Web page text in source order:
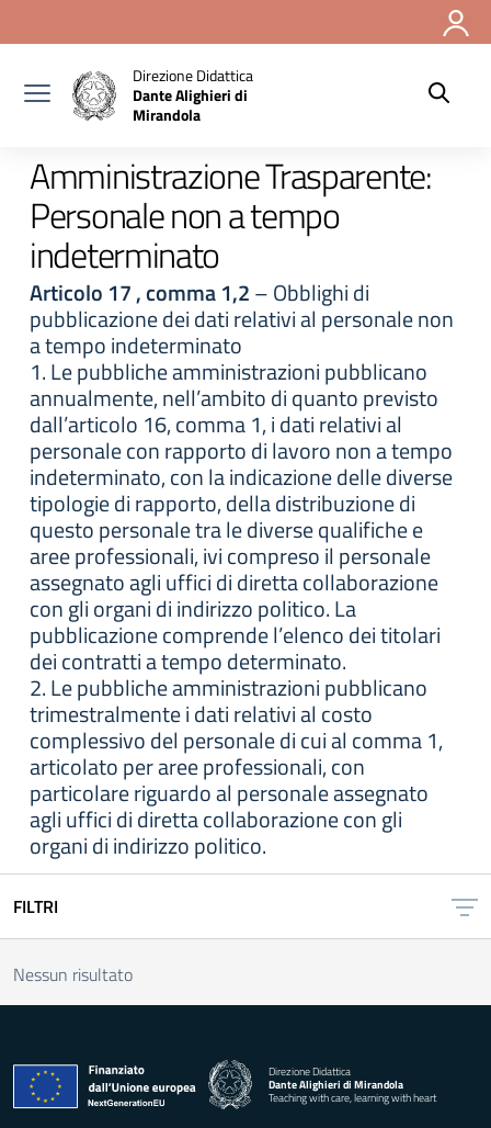
Direzione Didattica
Dante Alighieri di
Mirandola
Amministrazione Trasparente:
Personale non a tempo
indeterminato
Articolo 17 , comma 1,2– Obblighi di
pubblicazione dei dati relativi al personale non
a tempo indeterminato
1. Le pubbliche amministrazioni pubblicano
annualmente, nell’ambito di quanto previsto
dall’articolo 16, comma 1, i dati relativi al
personale con rapporto di lavoro non a tempo
indeterminato, con la indicazione delle diverse
tipologie di rapporto, della distribuzione di
questo personale tra le diverse qualifiche e
aree professionali, ivi compreso il personale
assegnato agli uffici di diretta collaborazione
con gli organi di indirizzo politico. La
pubblicazione comprende l’elenco dei titolari
dei contratti a tempo determinato.
2. Le pubbliche amministrazioni pubblicano
trimestralmente i dati relativi al costo
complessivo del personale di cui al comma 1,
articolato per aree professionali, con
particolare riguardo al personale assegnato
agli uffici di diretta collaborazione con gli
organi di indirizzo politico.
FILTRI
Nessun risultato
Direzione Didattica
Dante Alighieri di Mirandola
Teaching with care, learning with heart